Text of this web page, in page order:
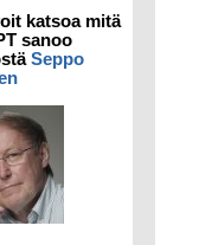
katsoa mitä
sanoo
Seppo